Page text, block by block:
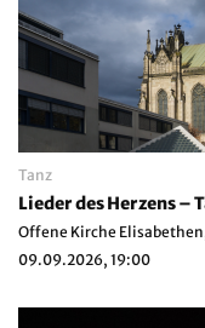
Tanz
Lieder des Herzens –
Offene Kirche
09.09.2026, 19:00